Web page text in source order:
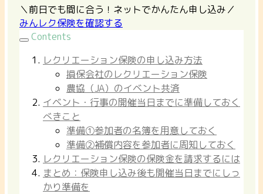
＼前日でも間に合う！ネットでかんたん申し込み／
みんレク保険を確認する
Contents
レクリエーション保険の申し込み方法
損保会社のレクリエーション保険
農協（JA）のイベント共済
イベント・行事の開催当日までに準備しておく
べきこと
準備①参加者の名簿を用意しておく
準備②補償内容を参加者に周知しておく
レクリエーション保険の保険金を請求するには
まとめ：保険申し込み後も開催当日までにしっ
かり準備を